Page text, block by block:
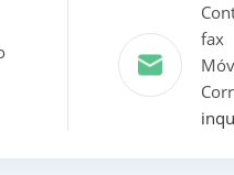
fax